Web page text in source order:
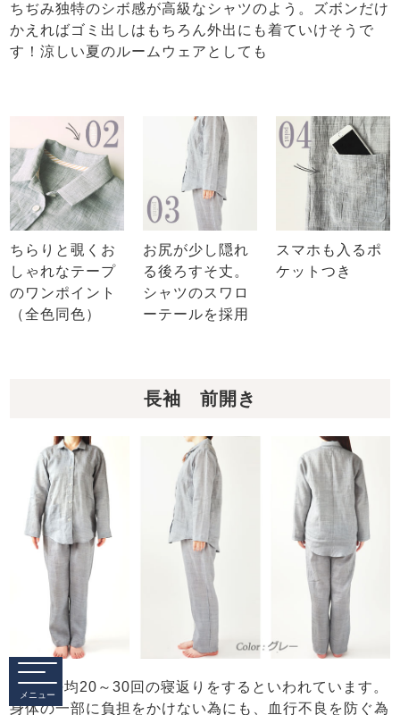
メニュー
ちぢみ独特のシボ感が高級なシャツのよう。ズボンだけ
かえればゴミ出しはもちろん外出にも着ていけそうで
す！涼しい夏のルームウェアとしても
ちらりと覗くお
しゃれなテープ
のワンポイント
（全色同色）
お尻が少し隠れ
る後ろすそ丈。
シャツのスワロ
ーテールを採用
スマホも入るポ
ケットつき
長袖 前開き
1晩に平均20～30回の寝返りをするといわれています。
身体の一部に負担をかけない為にも、血行不良を防ぐ為